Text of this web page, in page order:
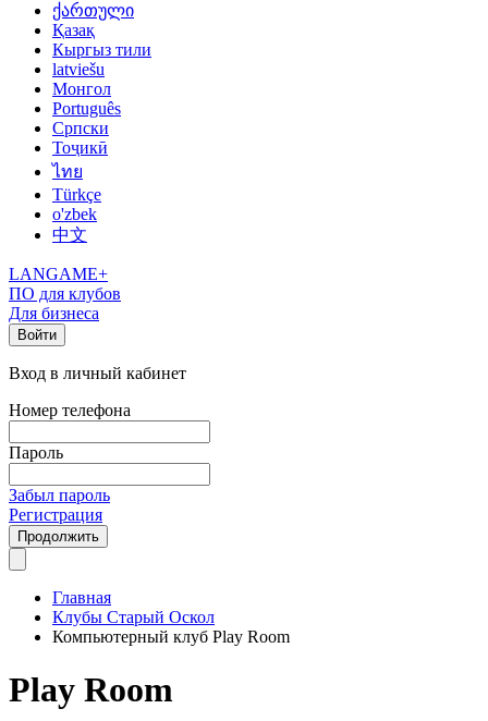
ქართული
Қазақ
Кыргыз тили
latviešu
Монгол
Português
Српски
Тоҷикӣ
ไทย
Türkçe
o'zbek
中文
LANGAME+
ПО для клубов
Для бизнеса
Войти
Вход в личный кабинет
Номер телефона
Пароль
Забыл пароль
Регистрация
Продолжить
Главная
Клубы Старый Оскол
Компьютерный клуб Play Room
Play Room